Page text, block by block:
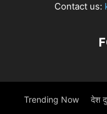
Contact us:
Trending Now देश